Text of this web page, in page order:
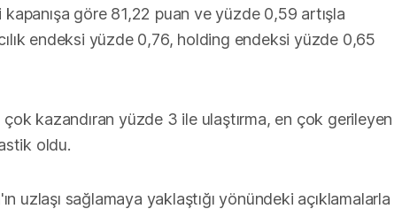
kapanışa göre 81,22 puan ve yüzde 0,59 artışla
endeksi yüzde 0,76, holding endeksi yüzde 0,65
kazandıran yüzde 3 ile ulaştırma, en çok gerileyen
oldu.
uzlaşı sağlamaya yaklaştığı yönündeki açıklamalarla